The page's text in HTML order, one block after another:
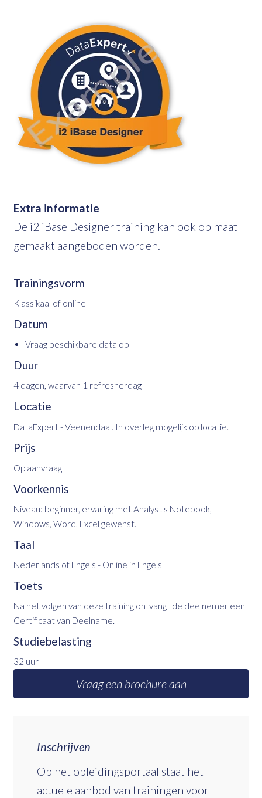
Extra informatie
De i2 iBase Designer training kan ook op maat
gemaakt aangeboden worden.
Trainingsvorm
Klassikaal of online
Datum
Vraag beschikbare data op
Duur
4 dagen, waarvan 1 refresherdag
Locatie
DataExpert - Veenendaal. In overleg mogelijk op locatie.
Prijs
Op aanvraag
Voorkennis
Niveau: beginner, ervaring met Analyst's Notebook,
Windows, Word, Excel gewenst.
Taal
Nederlands of Engels - Online in Engels
Toets
Na het volgen van deze training ontvangt de deelnemer een
Certificaat van Deelname.
Studiebelasting
32 uur
Vraag een brochure aan
Inschrijven
Op het opleidingsportaal staat het
actuele aanbod van trainingen voor